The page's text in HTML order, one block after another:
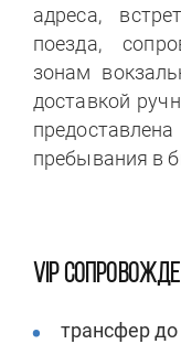
адреса,
поезда,
зонам
доставкой
пребывания в
VIP
трансфер